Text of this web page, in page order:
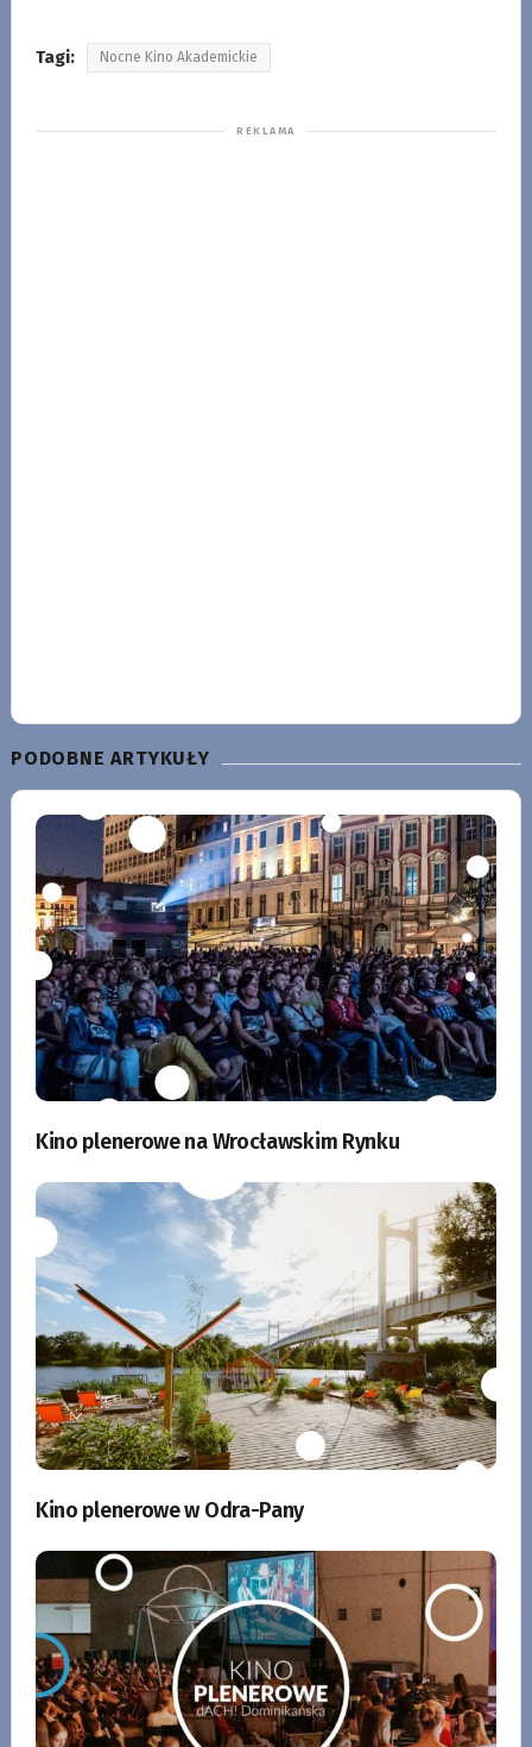
Tagi: Nocne Kino Akademickie
PODOBNE ARTYKUŁY
Kino plenerowe na Wrocławskim Rynku
Kino plenerowe w Odra-Pany